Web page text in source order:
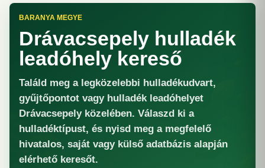
BARANYA MEGYE
Drávacsepely hulladék
leadóhely kereső
Találd meg a legközelebbi hulladékudvart,
gyűjtőpontot vagy hulladék leadóhelyet
Drávacsepely közelében. Válaszd ki a
hulladéktípust, és nyisd meg a megfelelő
hivatalos, saját vagy külső adatbázis alapján
elérhető keresőt.